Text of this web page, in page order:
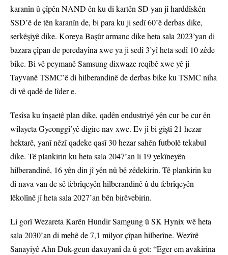
karanîn û çîpên NAND ên ku di kartên SD yan jî harddîskên
SSD’ê de tên karanîn de, bi para ku ji sedî 60’ê derbas dike,
serkêşiyê dike. Koreya Başûr armanc dike heta sala 2023’yan di
bazara çîpan de peredayîna xwe ya ji sedî 3’yî heta sedî 10 zêde
bike. Bi vê peymanê Samsung dixwaze reqîbê xwe yê ji
Tayvanê TSMC’ê di hilberandinê de derbas bike ku TSMC niha
di vê qadê de lîder e.
Tesîsa ku înşaetê plan dike, qadên endustriyê yên cur be cur ên
wîlayeta Gyeonggî’yê digire nav xwe. Ev jî bi giştî 21 hezar
hektarê, yanî nêzî qadeke qasî 30 hezar sahên futbolê tekabul
dike. Tê plankirin ku heta sala 2047’an li 19 yekîneyên
hilberandinê, 16 yên din jî yên nû bê zêdekirin. Tê plankirin ku
di nava van de sê febrîqeyên hilberandinê û du febrîqeyên
lêkolînê jî heta sala 2027’an bên birêvebirin.
Li gorî Wezareta Karên Hundir Samgung û SK Hynix wê heta
sala 2030’an di mehê de 7,1 milyor çîpan hilberîne. Wezîrê
Sanayiyê Ahn Duk-geun daxuyanî da û got: “Eger em avakirina